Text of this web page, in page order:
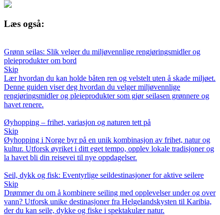
Læs også:
Grønn seilas: Slik velger du miljøvennlige rengjøringsmidler og
pleieprodukter om bord
Skip
Lær hvordan du kan holde båten ren og velstelt uten å skade miljøet.
Denne guiden viser deg hvordan du velger miljøvennlige
rengjøringsmidler og pleieprodukter som gjør seilasen grønnere og
havet renere.
Øyhopping – frihet, variasjon og naturen tett på
Skip
Øyhopping i Norge byr på en unik kombinasjon av frihet, natur og
kultur. Utforsk øyriket i ditt eget tempo, opplev lokale tradisjoner og
la havet bli din reisevei til nye oppdagelser.
Seil, dykk og fisk: Eventyrlige seildestinasjoner for aktive seilere
Skip
Drømmer du om å kombinere seiling med opplevelser under og over
vann? Utforsk unike destinasjoner fra Helgelandskysten til Karibia,
der du kan seile, dykke og fiske i spektakulær natur.